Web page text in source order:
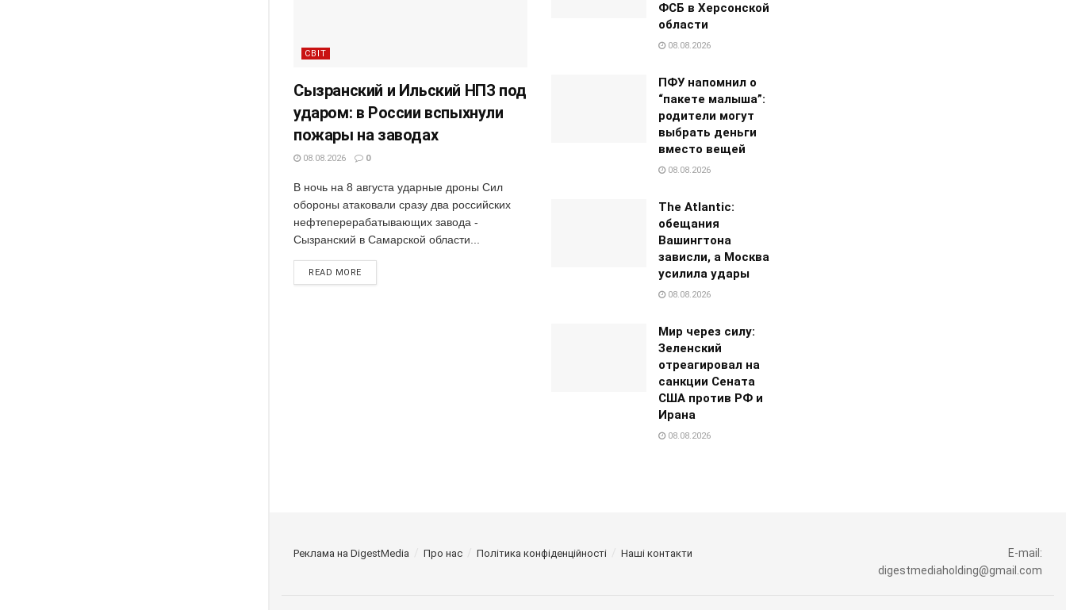
СВІТ
Сызранский и Ильский НПЗ под
ударом: в России вспыхнули
пожары на заводах
08.08.2026 0
В ночь на 8 августа ударные дроны Сил
обороны атаковали сразу два российских
нефтеперерабатывающих завода -
Сызранский в Самарской области...
READ MORE
ФСБ в Херсонской
области
08.08.2026
ПФУ напомнил о
“пакете малыша”:
родители могут
выбрать деньги
вместо вещей
08.08.2026
The Atlantic:
обещания
Вашингтона
зависли, а Москва
усилила удары
08.08.2026
Мир через силу:
Зеленский
отреагировал на
санкции Сената
США против РФ и
Ирана
08.08.2026
Реклама на DigestMedia Про нас Політика конфіденційності Наші контакти
E-mail:
digestmediaholding@gmail.com